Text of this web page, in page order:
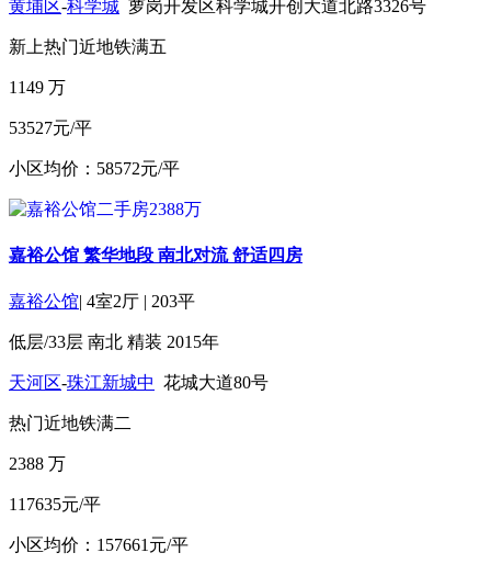
黄埔区-科学城 萝岗开发区科学城开创大道北路3326号
新上热门近地铁满五
1149 万
53527元/平
小区均价：58572元/平
嘉裕公馆 繁华地段 南北对流 舒适四房
嘉裕公馆| 4室2厅 | 203平
低层/33层 南北 精装 2015年
天河区-珠江新城中 花城大道80号
热门近地铁满二
2388 万
117635元/平
小区均价：157661元/平